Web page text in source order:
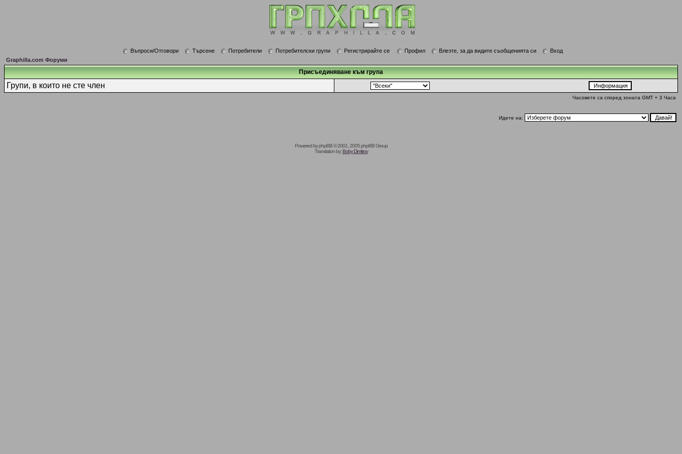
Въпроси/Отговори Търсене Потребители Потребителски групи Регистрирайте се Профил Влезте, за да видите съобщенията си
Вход
Graphilla.com Форуми
Присъединяване към група
Групи, в които не сте член
Часовете са според зоната GMT + 3 Часа
Идете на:
Powered byphpBB© 2001, 2005 phpBB Group
Translation by:Boby Dimitrov